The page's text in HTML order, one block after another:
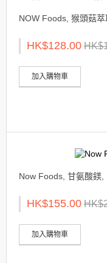
NOW Foods, 猴頭菇
HK$128.00
加入購物車
Now Foods, 甘氨酸鎂,
HK$155.00
加入購物車